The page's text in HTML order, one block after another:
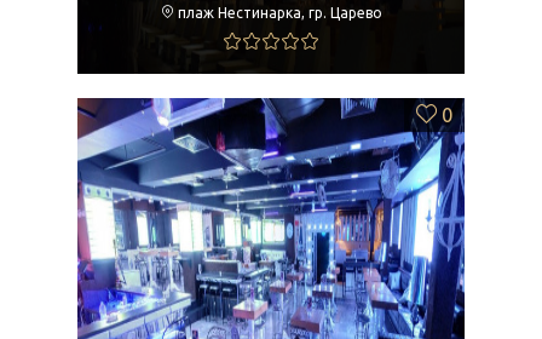
плаж Нестинарка, гр. Царево
0